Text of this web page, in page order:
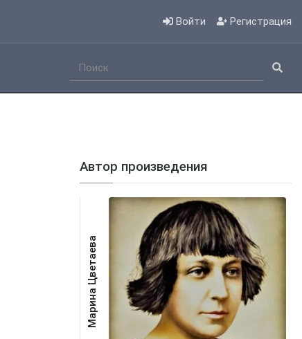
Войти Регистрация
Автор произведения
Марина Цветаева